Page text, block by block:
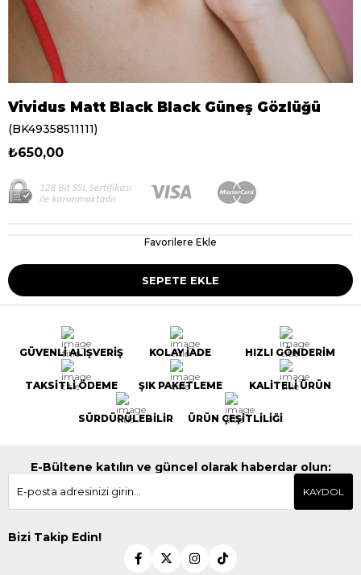
Vividus Matt Black Black Güneş Gözlüğü
(BK49358511111)
₺650,00
Favorilere Ekle
GÜVENLİ ALIŞVERİŞ KOLAY İADE HIZLI GÖNDERİM
TAKSİTLİ ÖDEME ŞIK PAKETLEME KALİTELİ ÜRÜN
SÜRDÜRÜLEBİLİR ÜRÜN ÇEŞİTLİLİĞİ
E-Bültene katılın ve güncel olarak haberdar olun:
KAYDOL
Bizi Takip Edin!